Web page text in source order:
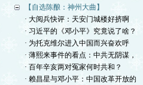
【自选陈酿：神州大曲】
· 大阅兵快评：天安门城楼好挤啊
· 习近平的《邓小平》究竟说了啥？
· 为托克维尔进入中国而兴奋欢呼
· 薄熙来事件的看点：中共无阴谋，
· 百年辛亥两对冤家何时共和？
· 赖昌星与邓小平：中国改革开放的